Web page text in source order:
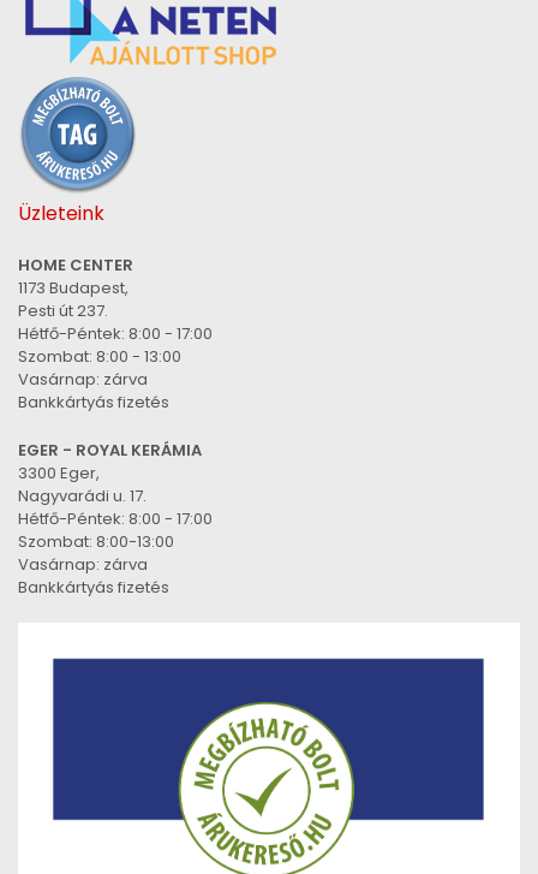
Üzleteink
HOME CENTER
1173 Budapest,
Pesti út 237.
Hétfő-Péntek: 8:00 - 17:00
Szombat: 8:00 - 13:00
Vasárnap: zárva
Bankkártyás fizetés
EGER - ROYAL KERÁMIA
3300 Eger,
Nagyvarádi u. 17.
Hétfő-Péntek: 8:00 - 17:00
Szombat: 8:00-13:00
Vasárnap: zárva
Bankkártyás fizetés